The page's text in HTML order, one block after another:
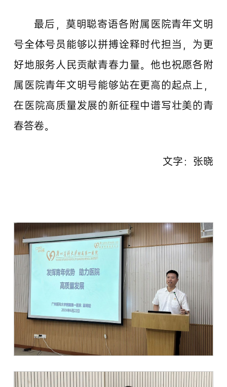
最后，莫明聪寄语各附属医院青年文明
号全体号员能够以拼搏诠释时代担当，为更
好地服务人民贡献青春力量。他也祝愿各附
属医院青年文明号能够站在更高的起点上，
在医院高质量发展的新征程中谱写壮美的青
春答卷。
文字：张晓